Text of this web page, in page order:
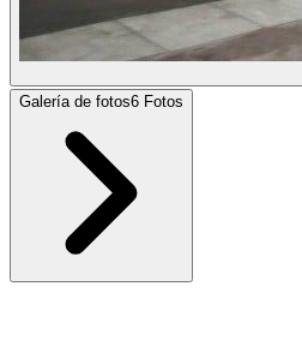
Galería de fotos6 Fotos